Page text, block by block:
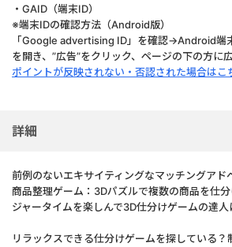
・GAID（端末ID）
※端末IDの確認方法（Android版）
「Google advertising ID」を確認→Android端
を開き、”広告”をクリック、ページの下の方に
ポイントが反映されない・否認された場合はこ
詳細
前例のないエキサイティングなマッチングアド
商品整理ゲーム：3Dパズルで複数の商品を仕
ジャータイムを楽しんで3D仕分けゲームの達人
リラックスできる仕分けゲームを探している？